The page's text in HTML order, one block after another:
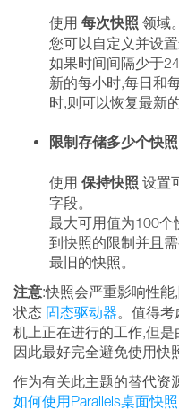
使用 每次快照 领域。
您可以自定义并设
如果时间间隔少于
新的每小时,每日和
时,则可以恢复最新
限制存储多少个快照
使用 保持快照 设置
字段。
最大可用值为100个
到快照的限制并且
最旧的快照。
注意:快照会严重影响性
状态 固态驱动器。值得
机上正在进行的工作,但
因此最好完全避免使用快
作为有关此主题的替代资
如何使用Parallels桌面快照